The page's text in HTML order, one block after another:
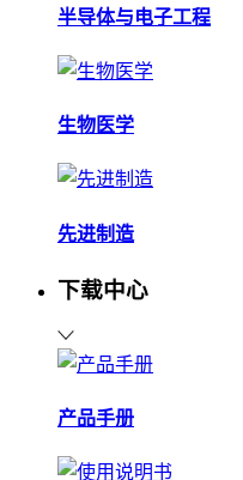
半导体与电子工程
生物医学
先进制造
下载中心
产品手册